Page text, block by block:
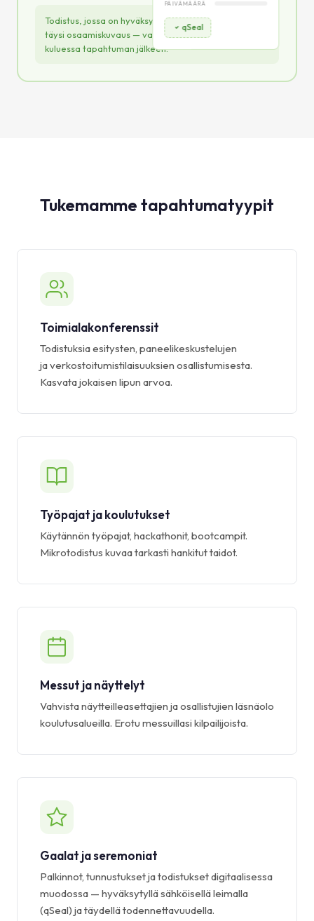
PÄIVÄMÄÄRÄ
qSeal
Todistus, jossa on hyväksytty sähköinen leima, liite ja
täysi osaamiskuvaus — valmis jaettavaksi minuuttien
kuluessa tapahtuman jälkeen.
Tukemamme tapahtumatyypit
Toimialakonferenssit
Todistuksia esitysten, paneelikeskustelujen
ja verkostoitumistilaisuuksien osallistumisesta.
Kasvata jokaisen lipun arvoa.
Työpajat ja koulutukset
Käytännön työpajat, hackathonit, bootcampit.
Mikrotodistus kuvaa tarkasti hankitut taidot.
Messut ja näyttelyt
Vahvista näytteilleasettajien ja osallistujien läsnäolo
koulutusalueilla. Erotu messuillasi kilpailijoista.
Gaalat ja seremoniat
Palkinnot, tunnustukset ja todistukset digitaalisessa
muodossa — hyväksytyllä sähköisellä leimalla
(qSeal) ja täydellä todennettavuudella.